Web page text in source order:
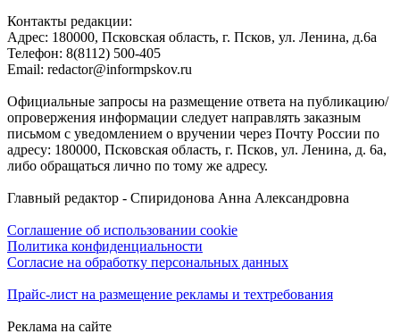
Контакты редакции:
Адреc: 180000, Псковская область, г. Псков, ул. Ленина, д.6а
Телефон: 8(8112) 500-405
Email: redactor@informpskov.ru
Официальные запросы на размещение ответа на публикацию/
опровержения информации следует направлять заказным
письмом с уведомлением о вручении через Почту России по
адресу: 180000, Псковская область, г. Псков, ул. Ленина, д. 6а,
либо обращаться лично по тому же адресу.
Главный редактор - Спиридонова Анна Александровна
Соглашение об использовании cookie
Политика конфиденциальности
Согласие на обработку персональных данных
Прайс-лист на размещение рекламы и техтребования
Реклама на сайте